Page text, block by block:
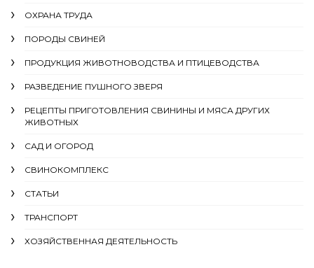
ОХРАНА ТРУДА
ПОРОДЫ СВИНЕЙ
ПРОДУКЦИЯ ЖИВОТНОВОДСТВА И ПТИЦЕВОДСТВА
РАЗВЕДЕНИЕ ПУШНОГО ЗВЕРЯ
РЕЦЕПТЫ ПРИГОТОВЛЕНИЯ СВИНИНЫ И МЯСА ДРУГИХ
ЖИВОТНЫХ
САД И ОГОРОД
СВИНОКОМПЛЕКС
СТАТЬИ
ТРАНСПОРТ
ХОЗЯЙСТВЕННАЯ ДЕЯТЕЛЬНОСТЬ